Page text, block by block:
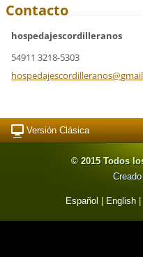
Contacto
hospedajescordilleranos
54911 3218-5303
hospedajescordilleranos@
Versión Clásica
© 2015 Todos
Español English